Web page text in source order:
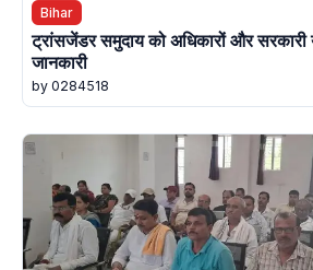
Bihar
ट्रांसजेंडर समुदाय को अधिकारों और सरकारी
जानकारी
by 0284518